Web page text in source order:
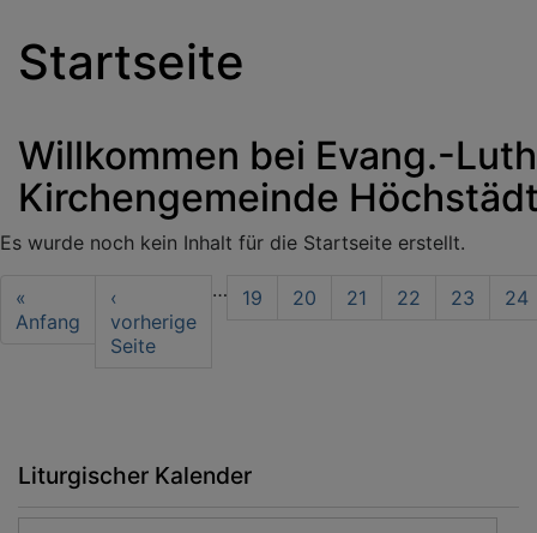
Startseite
Willkommen bei Evang.-
Kirchengemeinde
Es wurde noch kein Inhalt für die Startseite erstellt.
Seitennummerierung
First
page
«
Anfang
Vorherige
Seite
‹
vorherige
Seite
… Seite
19 Seite
20 Seite
21 Seite
22 Seite
23 24
Liturgischer Kalender